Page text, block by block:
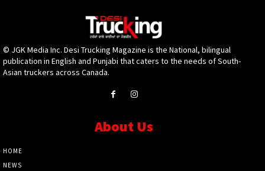
© JGK Media Inc. Desi Trucking Magazine is the National, bilingual
publication in English and Punjabi that caters to the needs of South-
Asian truckers across Canada.
About Us
HOME
NEWS